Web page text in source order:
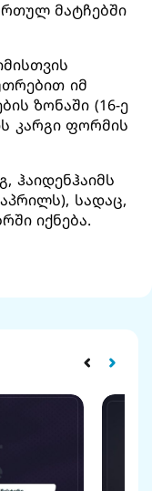
მატჩებში
იმ
ზონაში (16-ე
კარგი ფორმის
ჰაიდენჰაიმს
სადაც,
იქნება.